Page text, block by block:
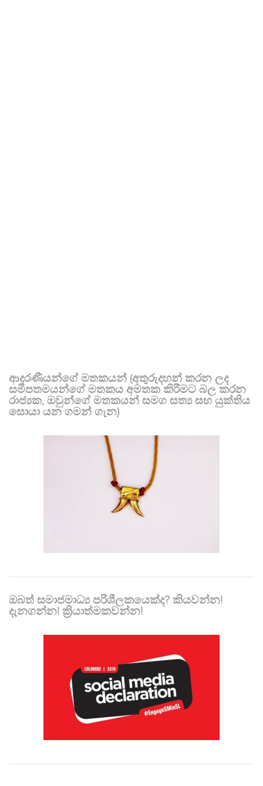
ආදරණීයන්ගේ මතකයන් (අතුරුදහන් කරන ලද
සමීපතමයන්ගේ මතකය අමතක කිරීමට බල කරන
රාජ්‍යක, ඔවුන්ගේ මතකයන් සමග සත්‍ය සහ යුක්තිය
සොයා යන ගමන් ගැන)
ඔබත් සමාජමාධ්‍ය පරිශීලකයෙක්ද? කියවන්න!
දැනගන්න! ක්‍රියාත්මකවන්න!